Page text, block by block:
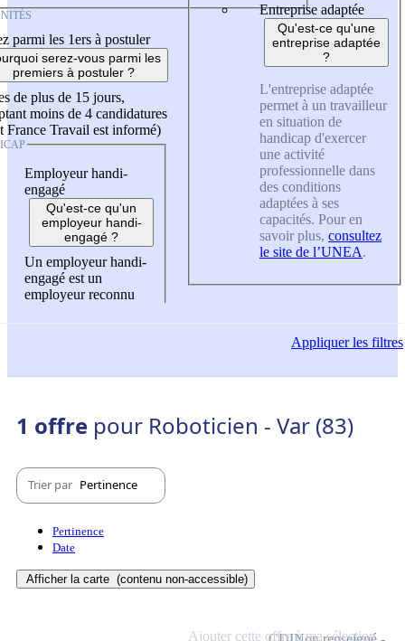
parmi les 1ers à postuler
serez-vous parmi les
premiers à postuler ?
de plus de 15 jours,
moins de 4 candidatures
France Travail est informé)
Employeur handi-
engagé
Qu'est-ce qu'un
employeur handi-
engagé ?
Un employeur handi-
engagé est un
employeur reconnu
Entreprise adaptée
Qu'est-ce qu'une
entreprise adaptée
?
L'entreprise adaptée
permet à un travailleur
en situation de
handicap d'exercer
une activité
professionnelle dans
des conditions
adaptées à ses
capacités. Pour en
savoir plus, consultez
le site de l’UNEA.
Appliquerles filtres
1 offre pour Roboticien - Var (83)
Trier par Pertinence
Pertinence
Date
Afficher la carte (contenu non-accessible)
Ajouter cette offre à ma sélection